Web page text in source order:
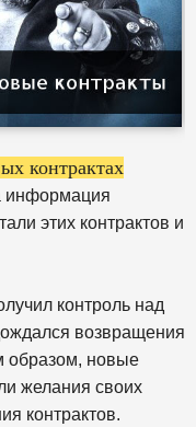
контрактах
информация
этих контрактов и
контроль над
возвращения
образом, новые
желания своих
контрактов.